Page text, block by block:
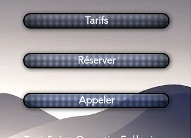
Tarifs
Réserver
Appeler